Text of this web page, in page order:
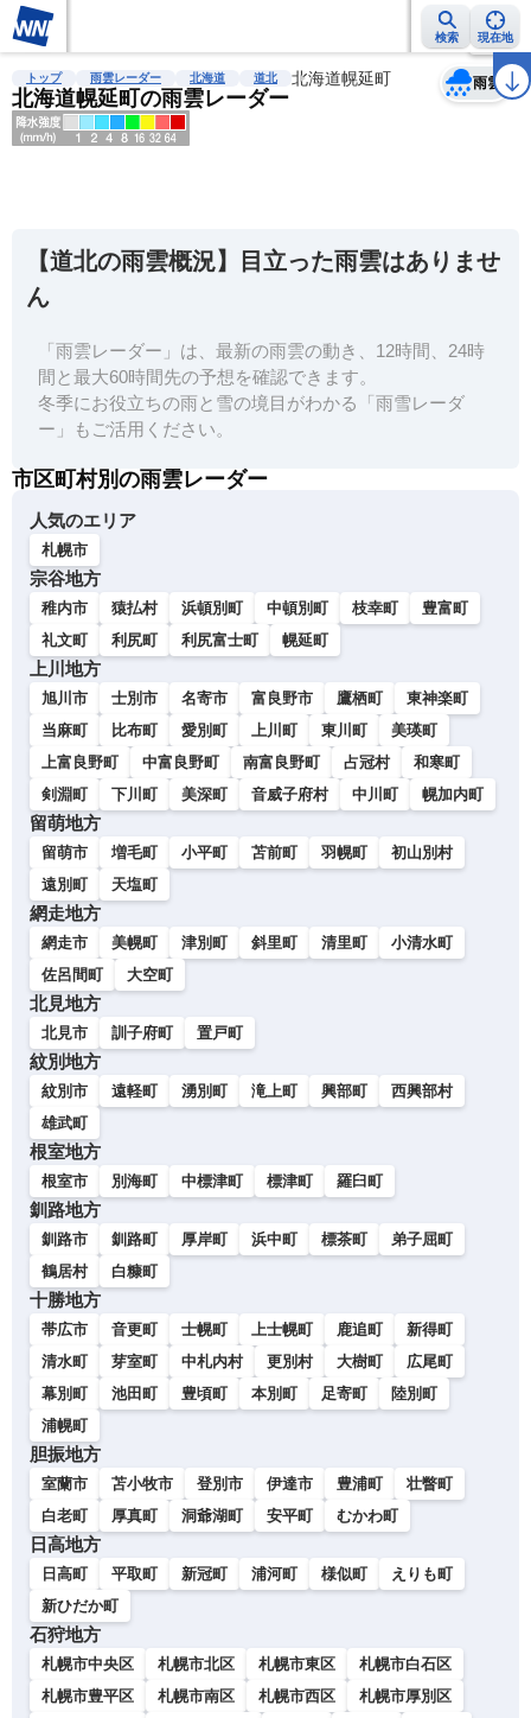
検索 現在地
雨雲レーダー 台風情報 地震情報 警報・注意報 2週間天気 ラ
トップ 雨雲レーダー 北海道 道北 北海道幌延町
北海道幌延町の雨雲レーダー
雨雲
天気 台風
【道北の雨雲概況】目立った雨雲はありませ
ん
「雨雲レーダー」は、最新の雨雲の動き、12時間、24時
間と最大60時間先の予想を確認できます。
冬季にお役立ちの雨と雪の境目がわかる「雨雪レーダ
ー」もご活用ください。
市区町村別の雨雲レーダー
人気のエリア
札幌市
宗谷地方
稚内市 猿払村 浜頓別町 中頓別町 枝幸町
豊富町
礼文町
利尻町 利尻富士町 幌延町
上川地方
旭川市 士別市 名寄市 富良野市 鷹栖町
東神楽町
当麻町
比布町 愛別町 上川町 東川町
美瑛町
上富良野町
中富良野町 南富良野町 占冠村
和寒町
剣淵町
下川町 美深町 音威子府村 中川町 幌加内町
留萌地方
留萌市 増毛町 小平町 苫前町 羽幌町
初山別村
遠別町
天塩町
網走地方
網走市 美幌町 津別町 斜里町 清里町
小清水町
佐呂間町
大空町
北見地方
北見市 訓子府町 置戸町
紋別地方
紋別市 遠軽町 湧別町 滝上町 興部町
西興部村
雄武町
根室地方
根室市 別海町 中標津町 標津町 羅臼町
釧路地方
釧路市 釧路町 厚岸町 浜中町 標茶町
弟子屈町
鶴居村
白糠町
十勝地方
帯広市 音更町 士幌町 上士幌町 鹿追町
新得町
清水町
芽室町 中札内村 更別村 大樹町
広尾町
幕別町
池田町 豊頃町 本別町 足寄町
陸別町
浦幌町
胆振地方
室蘭市 苫小牧市 登別市 伊達市 豊浦町
壮瞥町
白老町
厚真町 洞爺湖町 安平町 むかわ町
日高地方
日高町 平取町 新冠町 浦河町 様似町
えりも町
新ひだか町
石狩地方
札幌市中央区 札幌市北区 札幌市東区
札幌市白石区
札幌市豊平区
札幌市南区 札幌市西区
札幌市厚別区